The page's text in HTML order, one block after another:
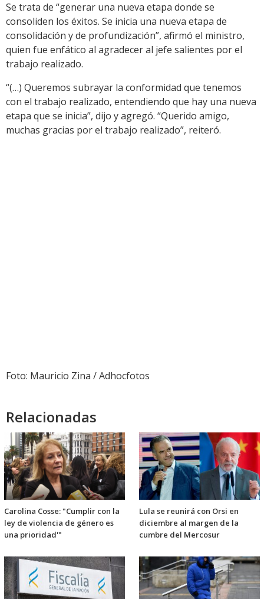
Se trata de “generar una nueva etapa donde se
consoliden los éxitos. Se inicia una nueva etapa de
consolidación y de profundización”, afirmó el ministro,
quien fue enfático al agradecer al jefe salientes por el
trabajo realizado.
“(…) Queremos subrayar la conformidad que tenemos
con el trabajo realizado, entendiendo que hay una nueva
etapa que se inicia”, dijo y agregó. “Querido amigo,
muchas gracias por el trabajo realizado”, reiteró.
Foto: Mauricio Zina / Adhocfotos
Relacionadas
Carolina Cosse: "Cumplir con la
ley de violencia de género es
una prioridad'"
Lula se reunirá con Orsi en
diciembre al margen de la
cumbre del Mercosur